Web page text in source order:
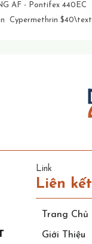
440EC Thành
g/l}$
Link
Liên kết
Trang Chủ
Giới Thiệu